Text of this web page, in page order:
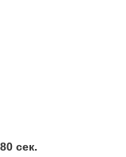
сек.